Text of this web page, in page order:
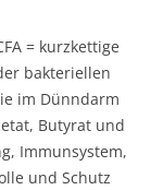
= kurzkettige
bakteriellen
im Dünndarm
Butyrat und
Immunsystem,
und Schutz